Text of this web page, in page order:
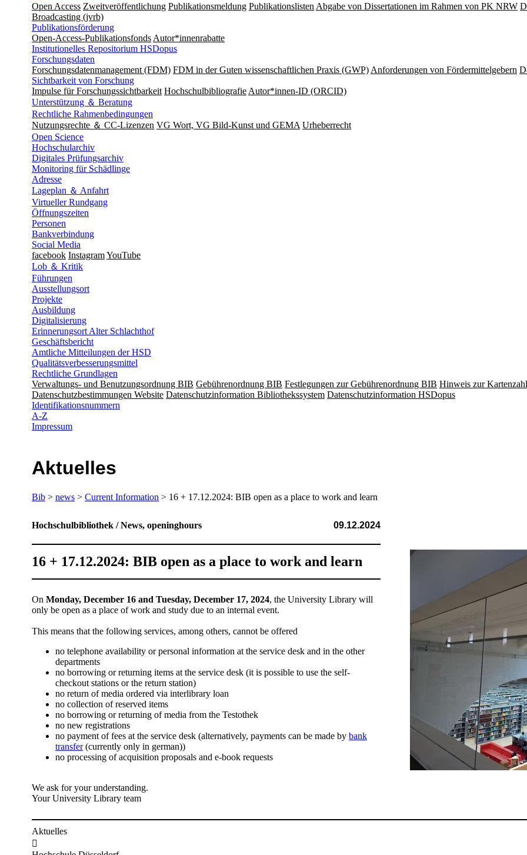
Open Access Zweitveröffentlichung Publikationsmeldung Publikationslisten Abgabe von Dissertationen im Rahmen von PK NRW
Broadcasting (jvrb)
Publikationsförderung
Open-Access-Publikationsfonds Autor*innenrabatte
Institutionelles Repositorium HSDopus
Forschungsdaten
Forschungsdatenmanagement (FDM) FDM in der Guten wissenschaftlichen Praxis (GWP) Anforderungen von Fördermittelgebern
Sichtbarkeit von Forschung
Impulse für Forschungssichtbarkeit Hochschulbibliografie Autor*innen-ID (ORCID)
Unterstützung ＆ Beratung
Rechtliche Rahmenbedingungen
Nutzungsrechte ＆ CC-Lizenzen VG Wort, VG Bild-Kunst und GEMA Urheberrecht
Open Science
Hochschularchiv
Digitales Prüfungsarchiv
Monitoring für Schädlinge
Adresse
Lageplan ＆ Anfahrt
Virtueller Rundgang
Öffnungszeiten
Personen
Bankverbindung
Social Media
facebook InstagramYouTube
Lob ＆ Kritik
Führungen
Ausstellungsort
Projekte
Ausbildung
Digitalisierung
Erinnerungsort Alter Schlachthof
Geschäftsbericht
Amtliche Mitteilungen der HSD
Qualitätsverbesserungsmittel
Rechtliche Grundlagen
Verwaltungs- und Benutzungsordnung BIB Gebührenordnung BIB Festlegungen zur Gebührenordnung BIB Hinweis zur
Datenschutzbestimmungen Website Datenschutzinformation Bibliothekssystem Datenschutzinformation HSDopus
Identifikationsnummern
A-Z
Impressum
Aktuelles
Bib > news > Current Information > 16 + 17.12.2024: BIB open as a place to work and learn
Hochschulbibliothek / News, openinghours 09.12.2024
16 + 17.12.2024: BIB open as a place to work and learn
​​On Monday, December 16 and Tuesday, December 17, 2024, the University Library will
only be open as a place of work and study due to an internal event.
This means that the following services, among others, cannot be offered
no telephone availability or personal information at the service desk and in the other
departments
no borrowing or returning items at the service desk (it is possible to use the self-
checkout stations or the return station)
no return of media ordered via interlibrary loan
no collection of reserved items
no borrowing or returning of media from the Testothek
no new registrations
no payment of fees at the service desk (alternatively, payments can be made by bank
transfer(currently only in german))
no processing of acquisition proposals and e-book requests
We ask for your understanding.
Your University Library team​​​​
Aktuelles
